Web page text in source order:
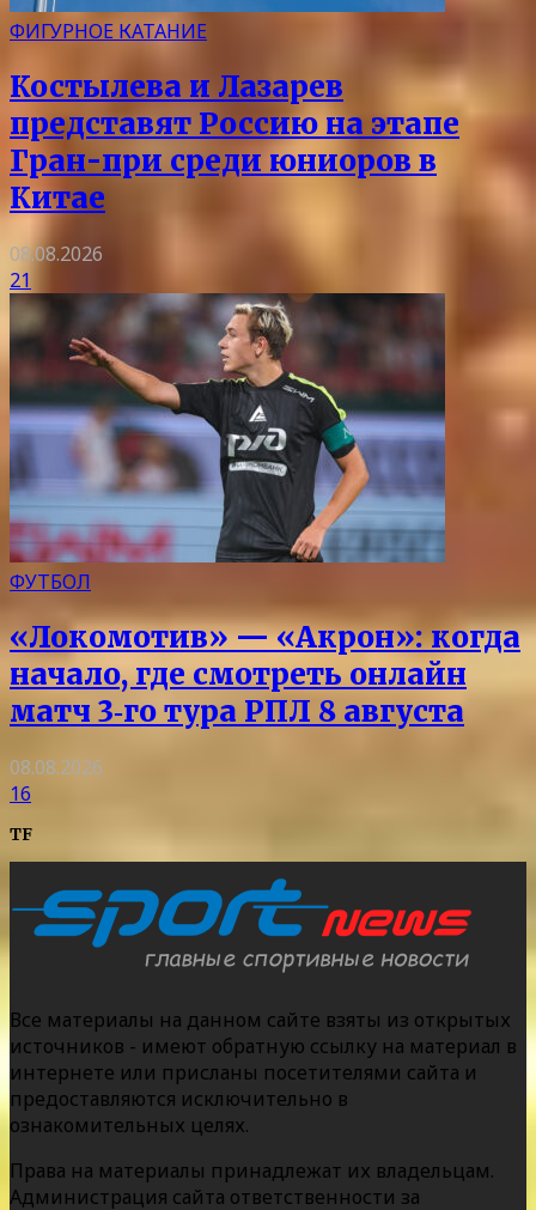
ФИГУРНОЕ КАТАНИЕ
Костылева и Лазарев
представят Россию на этапе
Гран-при среди юниоров в
Китае
08.08.2026
21
ФУТБОЛ
«Локомотив» — «Акрон»: когда
начало, где смотреть онлайн
матч 3‑го тура РПЛ 8 августа
08.08.2026
16
TF
Все материалы на данном сайте взяты из открытых
источников - имеют обратную ссылку на материал в
интернете или присланы посетителями сайта и
предоставляются исключительно в
ознакомительных целях.
Права на материалы принадлежат их владельцам.
Администрация сайта ответственности за